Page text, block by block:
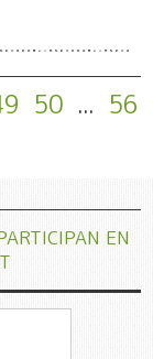
50 ... 56
EN